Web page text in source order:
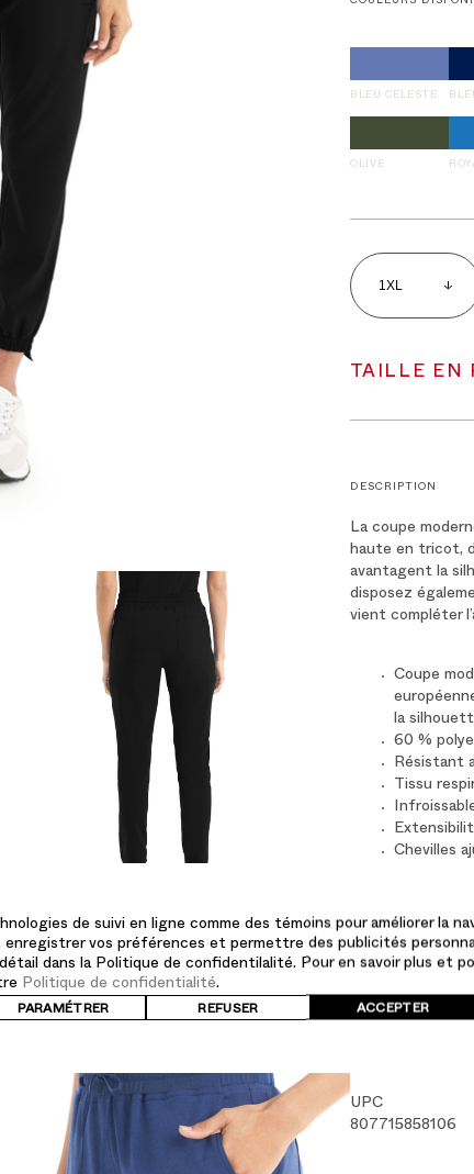
COULEURS
BLEU CÉLESTE
OLIVE
TAILLE EN
DESCRIPTION
La coupe
haute en tricot,
avantagent la
disposez
vient compléter
Coupe
la
60 %
Résistant
Tissu
Chevilles
6 poches :
Bande de
serrage
Laver en
Sécher à
Entrejambe
UPC
807715858106
de suivi en ligne comme des témoins pour améliorer la
enregistrer vos préférences et permettre des publicités
dans la Politique de confidentilalité. Pour en savoir plus et
Politique de confidentialité
PARAMÉTRER REFUSER ACCEPTER